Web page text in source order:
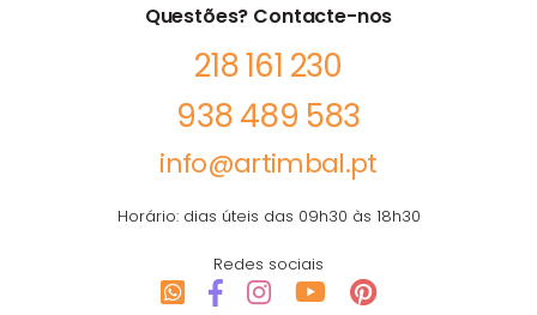
Questões? Contacte-nos
218 161 230
938 489 583
info@artimbal.pt
Horário: dias úteis das 09h30 às 18h30
Redes sociais